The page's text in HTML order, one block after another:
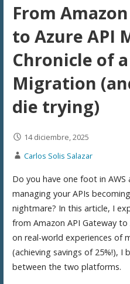
From
to Azure API
Chronicle of
Migration
die trying)
14 diciembre, 2025
Carlos Solis Salazar
Do you have one foot in
managing your APIs
nightmare? In this article, I
from Amazon API Gateway
on real-world experiences of
(achieving savings of 25%!), I
between the two platforms.